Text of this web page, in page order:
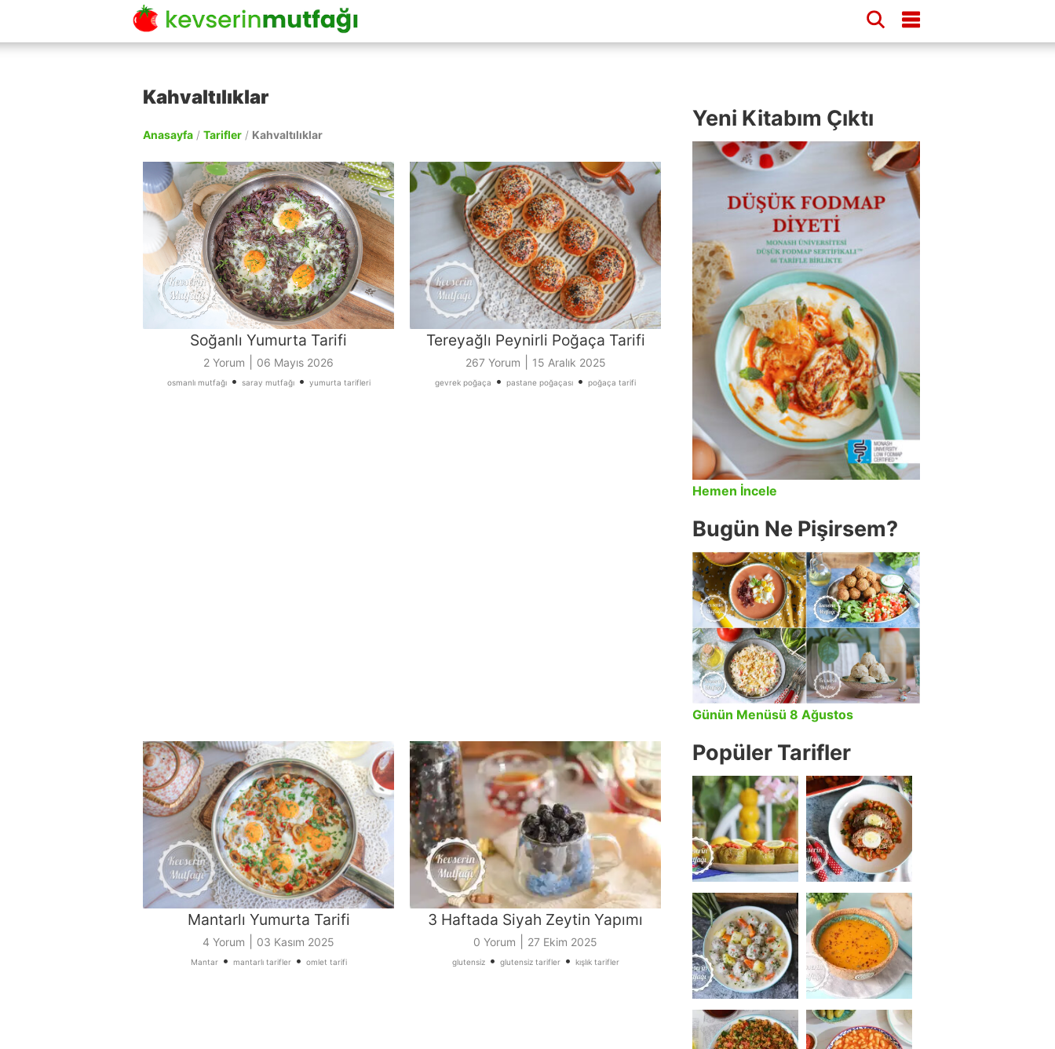
Kahvaltılıklar
Anasayfa / Tarifler / Kahvaltılıklar
Soğanlı Yumurta Tarifi
2 Yorum 06 Mayıs 2026
osmanlı mutfağı• saray mutfağı• yumurta tarifleri
Tereyağlı Peynirli Poğaça Tarifi
267 Yorum 15 Aralık 2025
gevrek poğaça • pastane poğaçası • poğaça tarifi
Mantarlı Yumurta Tarifi
4 Yorum 03 Kasım 2025
Mantar• mantarlı tarifler• omlet tarifi
3 Haftada Siyah Zeytin Yapımı
0 Yorum 27 Ekim 2025
glutensiz• glutensiz tarifler• kışlık tarifler
Yeni Kitabım Çıktı
Hemen İncele
Bugün Ne Pişirsem?
Günün Menüsü 8 Ağustos
Popüler Tarifler